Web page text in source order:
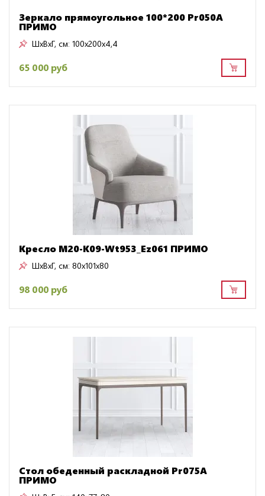
Зеркало прямоугольное 100*200 Pr050A
ПРИМО
ШxВxГ, см: 100x200x4,4
65 000 руб
Кресло M20-K09-Wt953_Ez061 ПРИМО
ШxВxГ, см: 80x101x80
98 000 руб
Стол обеденный раскладной Pr075A
ПРИМО